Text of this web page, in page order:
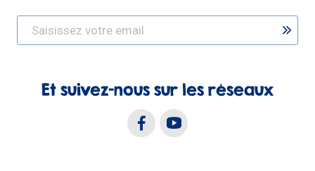
Et suivez-nous sur les réseaux